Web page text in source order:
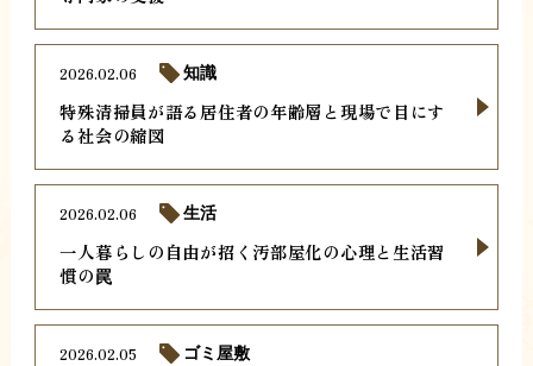
特殊清掃員が語る居住者の年齢層と現場で目にす
る社会の縮図
2026.02.06 知識
一人暮らしの自由が招く汚部屋化の心理と生活習
慣の罠
2026.02.06 生活
2026.02.05 ゴミ屋敷